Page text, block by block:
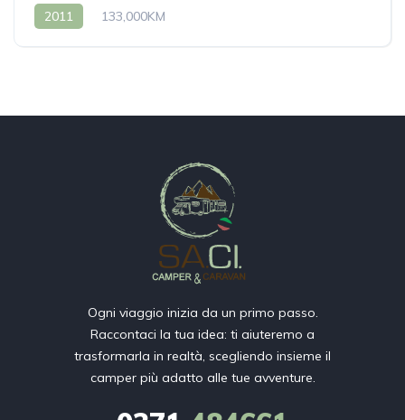
2011 133,000KM
Ogni viaggio inizia da un primo passo.
Raccontaci la tua idea: ti aiuteremo a
trasformarla in realtà, scegliendo insieme il
camper più adatto alle tue avventure.